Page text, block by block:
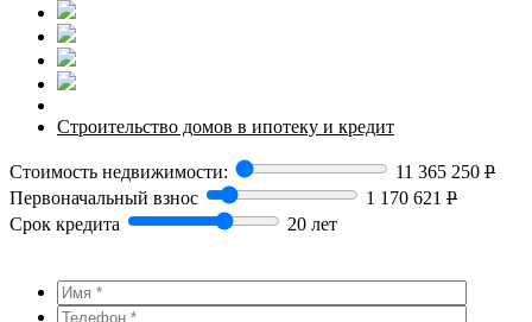
Строительство домов в ипотеку и кредит
Стоимость недвижимости: 11 365 250 Р
Первоначальный взнос
1 170 621 Р
Срок кредита
20 лет